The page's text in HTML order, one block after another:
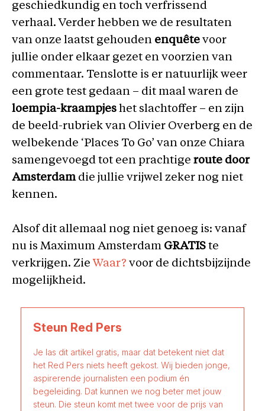
geschiedkundig en toch verfrissend
verhaal. Verder hebben we de resultaten
van onze laatst gehouden enquête voor
jullie onder elkaar gezet en voorzien van
commentaar. Tenslotte is er natuurlijk weer
een grote test gedaan – dit maal waren de
loempia-kraampjes het slachtoffer – en zijn
de beeld-rubriek van Olivier Overberg en de
welbekende ‘Places To Go’ van onze Chiara
samengevoegd tot een prachtige route door
Amsterdamdie jullie vrijwel zeker nog niet
kennen.
Alsof dit allemaal nog niet genoeg is: vanaf
nu is Maximum Amsterdam GRATIS te
verkrijgen. Zie Waar? voor de dichtsbijzijnde
mogelijkheid.
Steun Red Pers
Je las dit artikel gratis, maar dat betekent niet dat
het Red Pers niets heeft gekost. Wij bieden jonge,
aspirerende journalisten een podium én
begeleiding. Dat kunnen we nog beter met jouw
steun. Die steun komt met twee voor de prijs van